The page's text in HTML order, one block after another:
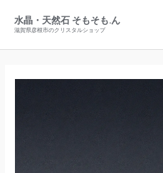
水晶・天然石 そもそも.ん
滋賀県彦根市のクリスタルショップ